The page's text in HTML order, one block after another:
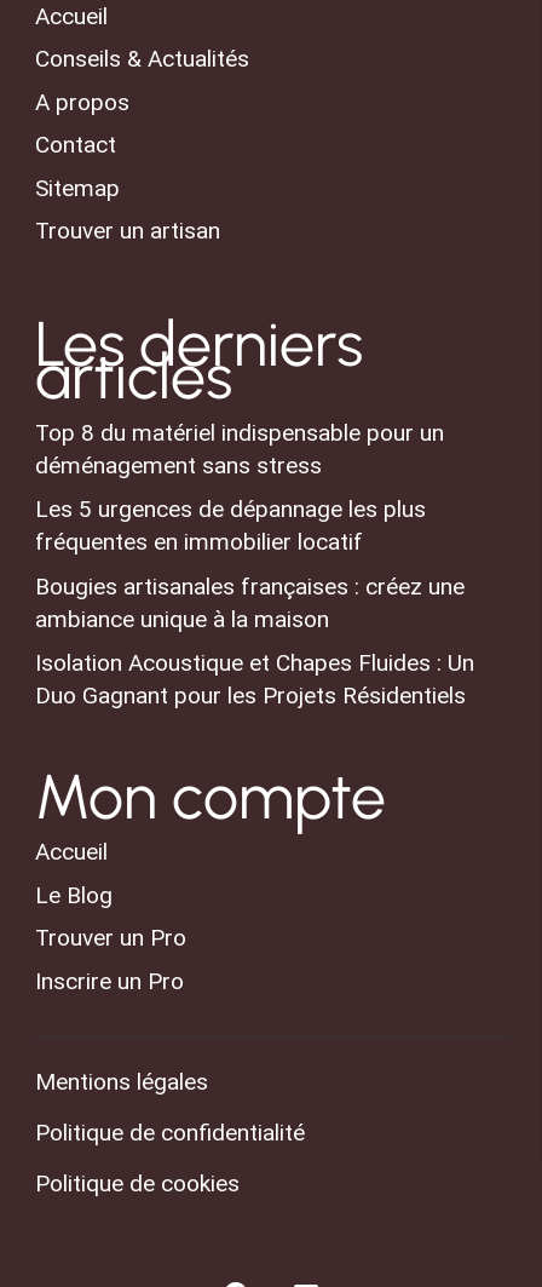
Accueil
Conseils & Actualités
A propos
Contact
Sitemap
Trouver un artisan
Les derniers
articles
Top 8 du matériel indispensable pour un
déménagement sans stress
Les 5 urgences de dépannage les plus
fréquentes en immobilier locatif
Bougies artisanales françaises : créez une
ambiance unique à la maison
Isolation Acoustique et Chapes Fluides : Un
Duo Gagnant pour les Projets Résidentiels
Mon compte
Accueil
Le Blog
Trouver un Pro
Inscrire un Pro
Mentions légales
Politique de confidentialité
Politique de cookies